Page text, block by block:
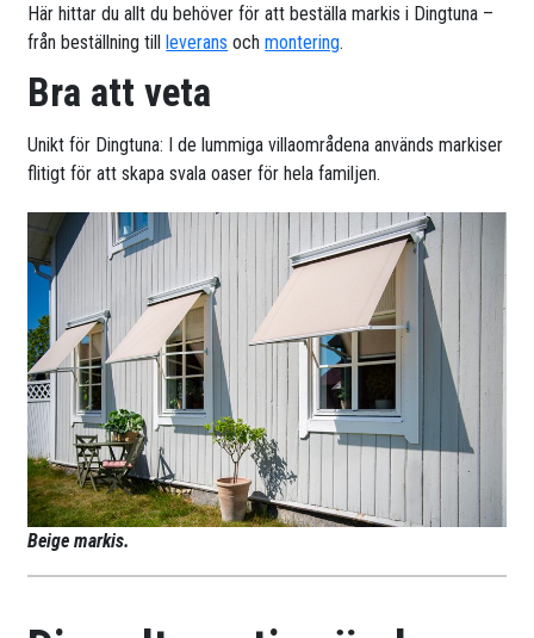
Här hittar du allt du behöver för att beställa markis i Dingtuna –
från beställning tillleverans ochmontering.
Bra att veta
Unikt för Dingtuna: I de lummiga villaområdena används markiser
flitigt för att skapa svala oaser för hela familjen.
Beige markis.